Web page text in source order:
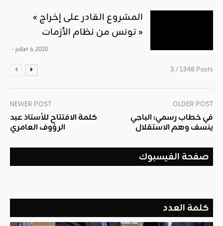
« المشروع القادر على إخراج
تونس من نظام الأزمات »
- juillet 6, 2020
3 / 1348 Posts
NEWER POST
كلمة الافتتاح للأستاذ عبد
الرؤوف العامري
OLDER POST
في خطاب رسمي: الباجي
ينسف وهم الاستقلال
صفحة الفيسبوك
كلمة العدد